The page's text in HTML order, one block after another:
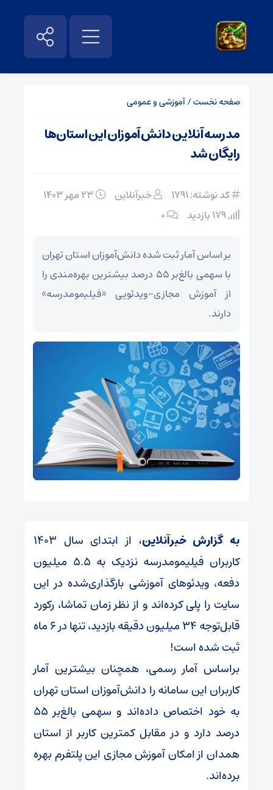
صفحه نخست/آموزشی و عمومی
مدرسه آنلاین دانش آموزان این استان‌ها
رایگان شد
کد نوشته: 1791 خبرآنلاین
۰
بر اساس آمار ثبت شده دانش‌آموزان استان تهران
با سهمی بالغ‌بر ۵۵ درصد بیشترین بهره‌مندی را
از آموزش مجازی-ویدئویی «فیلیمومدرسه»
دارند.
به گزارش خبرآنلاین،
از ابتدای سال ۱۴۰۳
کاربران فیلیمومدرسه نزدیک به ۵.۵ میلیون
دفعه، ویدئوهای آموزشی بارگذاری‌شده در این
سایت را پلی کرده‌اند و از نظر زمان تماشا، رکورد
قابل‌توجه ۳۴ میلیون دقیقه بازدید، تنها در ۶ ماه
ثبت شده است!
براساس آمار رسمی، همچنان بیشترین آمار
کاربران این سامانه را دانش‌آموزان استان تهران
به خود اختصاص داده‌اند و سهمی بالغ‌بر ۵۵
درصد دارد و در مقابل کمترین کاربر از استان
همدان از امکان آموزش مجازی این پلتفرم بهره
برده‌اند.